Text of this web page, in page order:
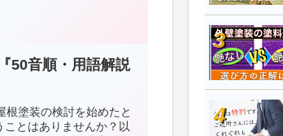
50音順・用語解説
根塗装の検討を始めたと
ことはありませんか？以